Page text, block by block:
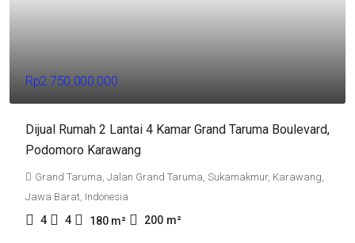
Rp2.750.000.000
Dijual Rumah 2 Lantai 4 Kamar Grand Taruma Boulevard,
Podomoro Karawang
Grand Taruma, Jalan Grand Taruma, Sukamakmur, Karawang,
Jawa Barat, Indonesia
4 4 180 m² 200 m²